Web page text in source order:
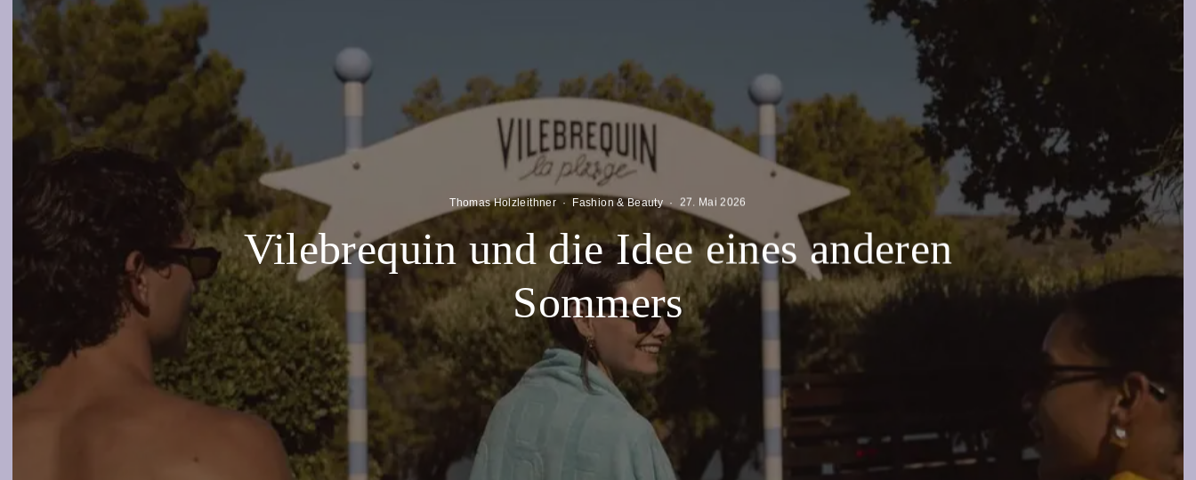
Thomas Holzleithner · Fashion & Beauty · 27. Mai 2026
Vilebrequin und die Idee eines anderen
Sommers